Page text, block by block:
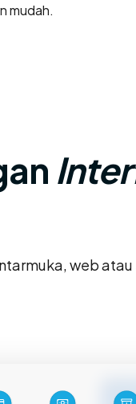
mudah.
web atau